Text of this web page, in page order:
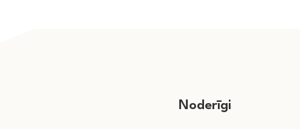
Noderīgi